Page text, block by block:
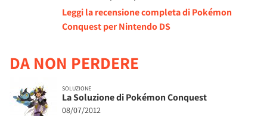
Leggi la recensione completa di Pokémon
Conquest per Nintendo DS
DA NON PERDERE
SOLUZIONE
La Soluzione di Pokémon Conquest
08/07/2012